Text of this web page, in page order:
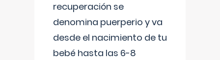
recuperación se
denomina puerperio y va
desde el nacimiento de tu
bebé hasta las 6-8